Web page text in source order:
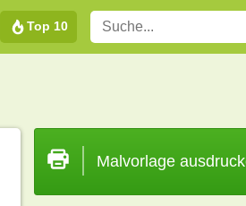
Top 10
Malvorlage